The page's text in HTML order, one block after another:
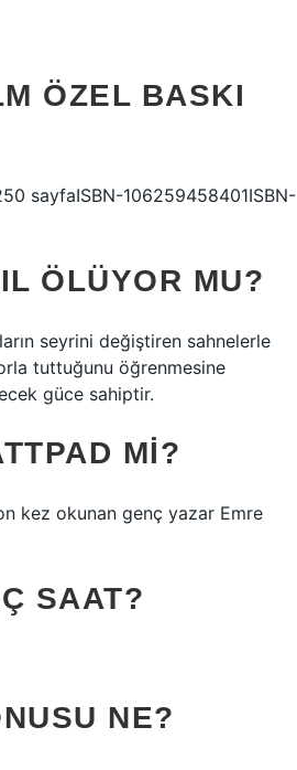
ÖZEL BASKI
sayfaISBN-106259458401ISBN-
ÖLÜYOR MU?
seyrini değiştiren sahnelerle
tuttuğunu öğrenmesine
güce sahiptir.
MI?
kez okunan genç yazar Emre
SAAT?
NE?